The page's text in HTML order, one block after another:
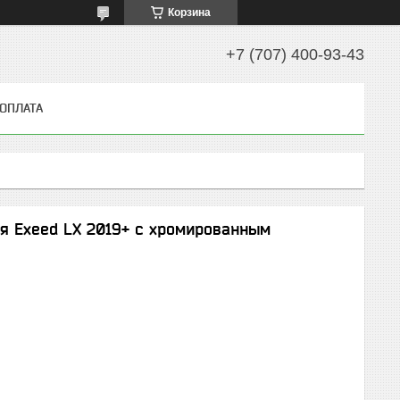
Корзина
+7 (707) 400-93-43
Exeed LX 2019+ с хромированным